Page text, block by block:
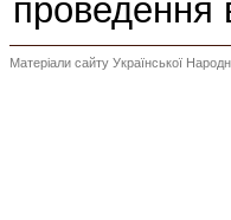
проведення
Матеріали сайту Української